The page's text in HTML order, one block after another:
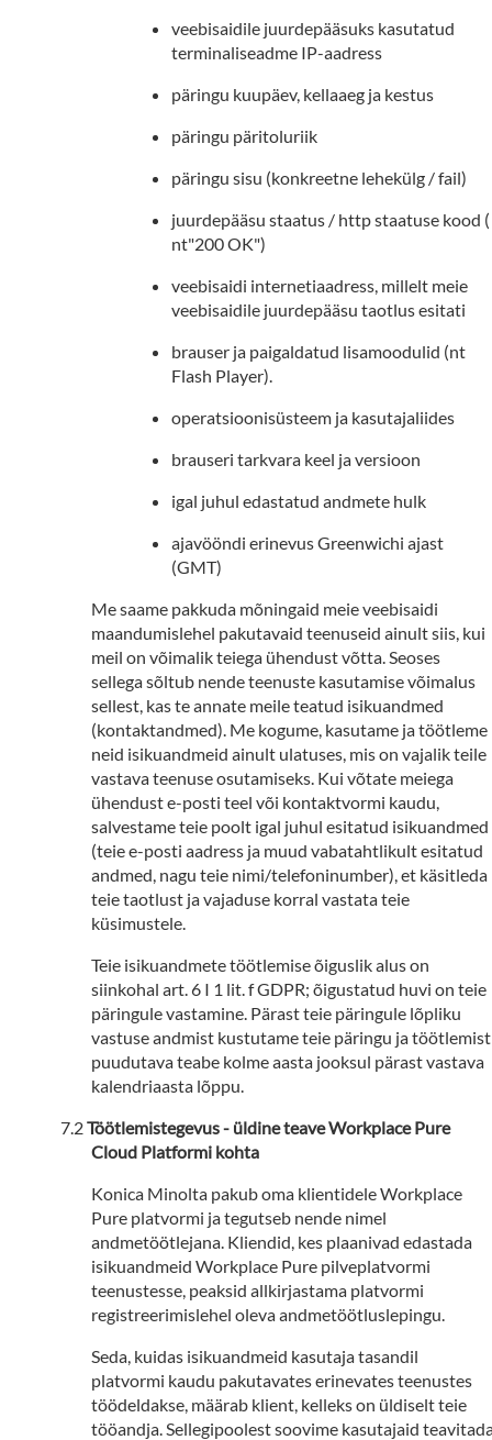
veebisaidile juurdepääsuks kasutatud
terminaliseadme IP-aadress
päringu kuupäev, kellaaeg ja kestus
päringu päritoluriik
päringu sisu (konkreetne lehekülg / fail)
juurdepääsu staatus / http staatuse kood (
nt"200 OK")
veebisaidi internetiaadress, millelt meie
veebisaidile juurdepääsu taotlus esitati
brauser ja paigaldatud lisamoodulid (nt
Flash Player).
operatsioonisüsteem ja kasutajaliides
brauseri tarkvara keel ja versioon
igal juhul edastatud andmete hulk
ajavööndi erinevus Greenwichi ajast
(GMT)
Me saame pakkuda mõningaid meie veebisaidi
maandumislehel pakutavaid teenuseid ainult siis, kui
meil on võimalik teiega ühendust võtta. Seoses
sellega sõltub nende teenuste kasutamise võimalus
sellest, kas te annate meile teatud isikuandmed
(kontaktandmed). Me kogume, kasutame ja töötleme
neid isikuandmeid ainult ulatuses, mis on vajalik teile
vastava teenuse osutamiseks. Kui võtate meiega
ühendust e-posti teel või kontaktvormi kaudu,
salvestame teie poolt igal juhul esitatud isikuandmed
(teie e-posti aadress ja muud vabatahtlikult esitatud
andmed, nagu teie nimi/telefoninumber), et käsitleda
teie taotlust ja vajaduse korral vastata teie
küsimustele.
Teie isikuandmete töötlemise õiguslik alus on
siinkohal art. 6 I 1 lit. f GDPR; õigustatud huvi on teie
päringule vastamine. Pärast teie päringule lõpliku
vastuse andmist kustutame teie päringu ja töötlemist
puudutava teabe kolme aasta jooksul pärast vastava
kalendriaasta lõppu.
Töötlemistegevus - üldine teave Workplace Pure
Cloud Platformi kohta
Konica Minolta pakub oma klientidele Workplace
Pure platvormi ja tegutseb nende nimel
andmetöötlejana. Kliendid, kes plaanivad edastada
isikuandmeid Workplace Pure pilveplatvormi
teenustesse, peaksid allkirjastama platvormi
registreerimislehel oleva andmetöötluslepingu.
Seda, kuidas isikuandmeid kasutaja tasandil
platvormi kaudu pakutavates erinevates teenustes
töödeldakse, määrab klient, kelleks on üldiselt teie
tööandja. Sellegipoolest soovime kasutajaid